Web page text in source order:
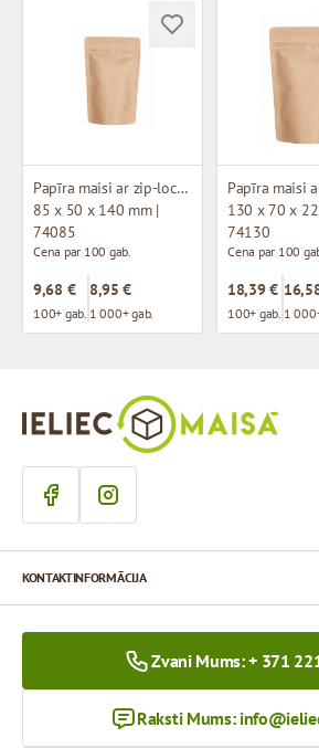
Papīra maisi ar zip-lock aizdari
85 x 50 x 140 mm |
74085
Cena par 100 gab.
9,68 €
100+ gab.
8,95 €
1 000+ gab.
130 x 70 x
74130
Cena par 100
18,39 €
100+ gab. 1
KONTAKTINFORMĀCIJA
Zvani Mums: + 371
Raksti Mums: